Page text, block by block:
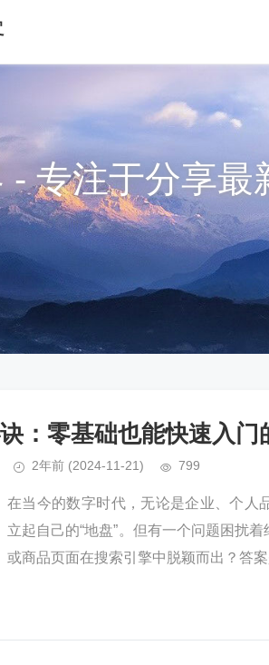
- 专注于分享
：零基础也能快速入门
2年前 (2024-11-21) 799
在当今的数字时代，无论是企业、个人
立起自己的“地盘”。但有一个问题困扰
或商品页面在搜索引擎中脱颖而出？答